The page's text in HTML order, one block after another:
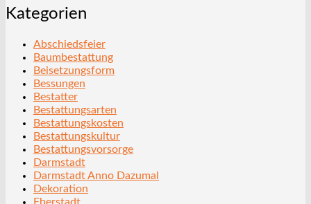
Kategorien
Abschiedsfeier
Baumbestattung
Beisetzungsform
Bessungen
Bestatter
Bestattungsarten
Bestattungskosten
Bestattungskultur
Bestattungsvorsorge
Darmstadt
Darmstadt Anno Dazumal
Dekoration